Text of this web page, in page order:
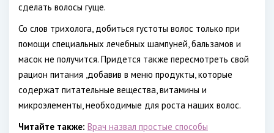
сделать волосы гуще.
Со слов трихолога, добиться густоты волос только при
помощи специальных лечебных шампуней, бальзамов и
масок не получится. Придется также пересмотреть свой
рацион питания ,добавив в меню продукты, которые
содержат питательные вещества, витамины и
микроэлементы, необходимые для роста наших волос.
Читайте также: Врач назвал простые способы